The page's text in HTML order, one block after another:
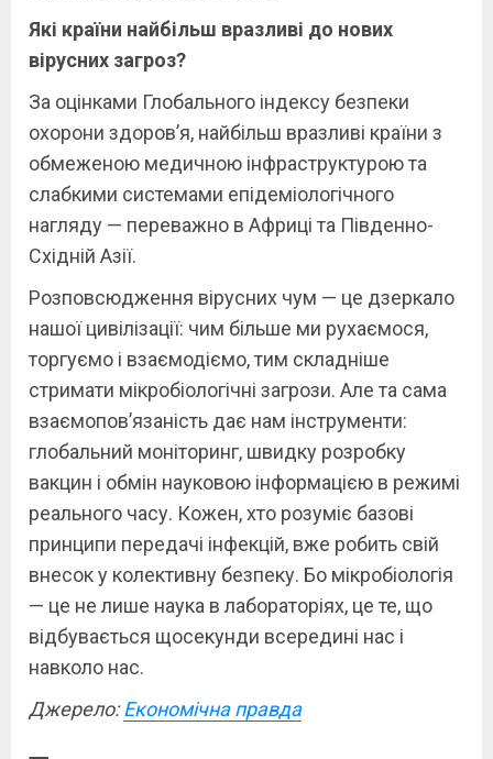
Які країни найбільш вразливі до нових
вірусних загроз?
За оцінками Глобального індексу безпеки
охорони здоров’я, найбільш вразливі країни з
обмеженою медичною інфраструктурою та
слабкими системами епідеміологічного
нагляду — переважно в Африці та Південно-
Східній Азії.
Розповсюдження вірусних чум — це дзеркало
нашої цивілізації: чим більше ми рухаємося,
торгуємо і взаємодіємо, тим складніше
стримати мікробіологічні загрози. Але та сама
взаємопов’язаність дає нам інструменти:
глобальний моніторинг, швидку розробку
вакцин і обмін науковою інформацією в режимі
реального часу. Кожен, хто розуміє базові
принципи передачі інфекцій, вже робить свій
внесок у колективну безпеку. Бо мікробіологія
— це не лише наука в лабораторіях, це те, що
відбувається щосекунди всередині нас і
навколо нас.
Джерело:Економічна правда